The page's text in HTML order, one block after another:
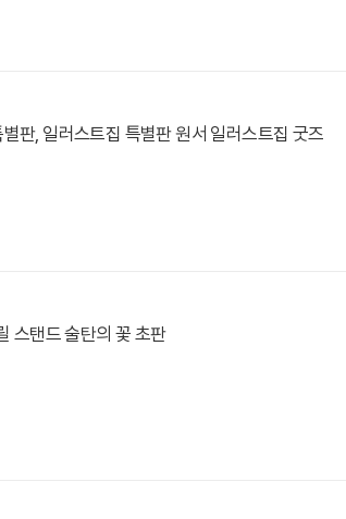
판, 일러스트집 특별판 원서 일러스트집 굿즈
스탠드 술탄의 꽃 초판